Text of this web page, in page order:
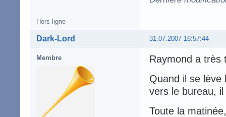
Hors ligne
31.07.2007 16:57:44
Dark-Lord
Membre
Raymond a très
Quand il se lève
vers le bureau,
Toute la